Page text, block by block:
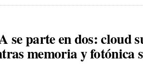
se parte en dos: cloud
memoria y fotónica